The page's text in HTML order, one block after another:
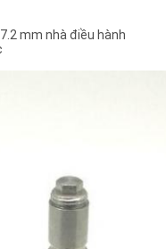
mm nhà điều hành